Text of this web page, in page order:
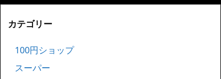
カテゴリー
100円ショップ
スーパー